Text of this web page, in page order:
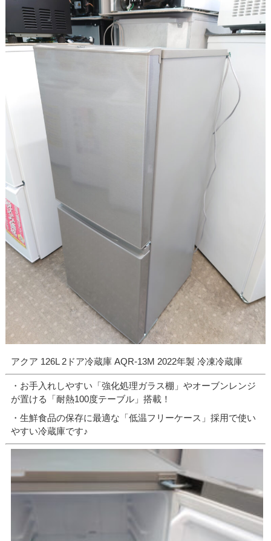
アクア 126L 2ドア冷蔵庫 AQR-13M 2022年製 冷凍冷蔵庫
・お手入れしやすい「強化処理ガラス棚」やオーブンレンジ
が置ける「耐熱100度テーブル」搭載！
・生鮮食品の保存に最適な「低温フリーケース」採用で使い
やすい冷蔵庫です♪